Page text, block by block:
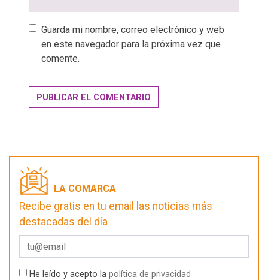
Guarda mi nombre, correo electrónico y web
en este navegador para la próxima vez que
comente.
LA COMARCA
Recibe gratis en tu email las noticias más
destacadas del día
He leído y acepto la política de privacidad